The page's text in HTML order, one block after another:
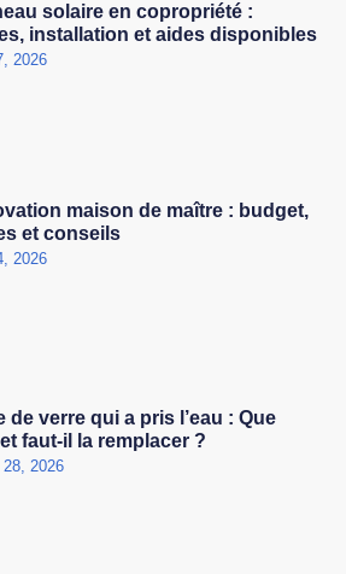
solaire en copropriété :
installation et aides disponibles
2026
maison de maître : budget,
et conseils
2026
de verre qui a pris l’eau : Que
faut-il la remplacer ?
2026